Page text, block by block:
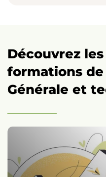
Découvrez
formations
Générale et